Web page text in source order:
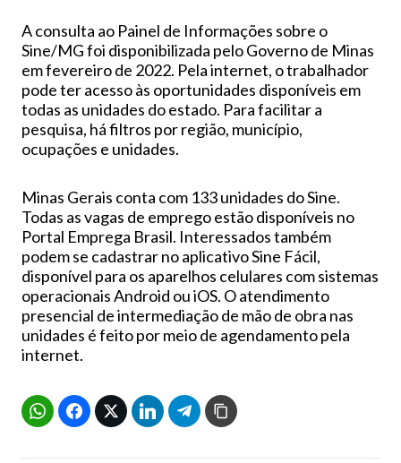
A consulta ao Painel de Informações sobre o
Sine/MG foi disponibilizada pelo Governo de Minas
em fevereiro de 2022. Pela internet, o trabalhador
pode ter acesso às oportunidades disponíveis em
todas as unidades do estado. Para facilitar a
pesquisa, há filtros por região, município,
ocupações e unidades.
Minas Gerais conta com 133 unidades do Sine.
Todas as vagas de emprego estão disponíveis no
Portal Emprega Brasil. Interessados também
podem se cadastrar no aplicativo Sine Fácil,
disponível para os aparelhos celulares com sistemas
operacionais Android ou iOS. O atendimento
presencial de intermediação de mão de obra nas
unidades é feito por meio de agendamento pela
internet.